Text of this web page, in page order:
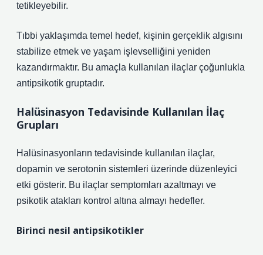
tetikleyebilir.
Tıbbi yaklaşımda temel hedef, kişinin gerçeklik algısını
stabilize etmek ve yaşam işlevselliğini yeniden
kazandırmaktır. Bu amaçla kullanılan ilaçlar çoğunlukla
antipsikotik gruptadır.
Halüsinasyon Tedavisinde Kullanılan İlaç
Grupları
Halüsinasyonların tedavisinde kullanılan ilaçlar,
dopamin ve serotonin sistemleri üzerinde düzenleyici
etki gösterir. Bu ilaçlar semptomları azaltmayı ve
psikotik atakları kontrol altına almayı hedefler.
Birinci nesil antipsikotikler